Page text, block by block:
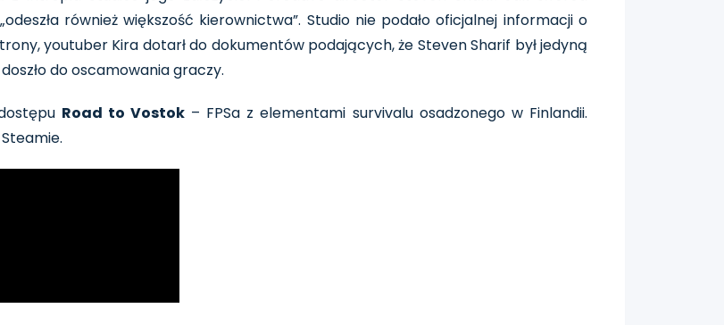
również większość kierownictwa”. Studio nie podało oficjalnej informacji o
youtuber Kira dotarł do dokumentów podających, że Steven Sharif był jedyną
do oscamowania graczy.
Road to Vostok– FPSa z elementami survivalu osadzonego w Finlandii.